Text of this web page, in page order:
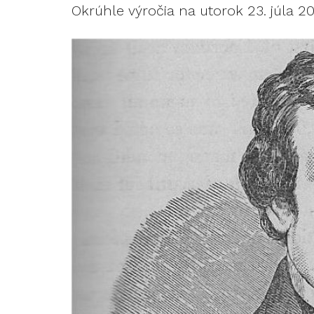
Okrúhle výročia na utorok 23. júla